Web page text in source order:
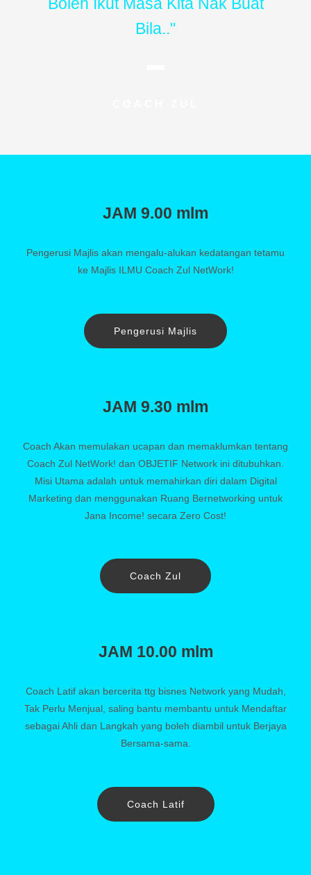
Bila.."
JAM 9.00 mlm
Pengerusi Majlis akan mengalu-alukan kedatangan tetamu
ke Majlis ILMU Coach Zul NetWork!
Pengerusi Majlis
JAM 9.30 mlm
Coach Akan memulakan ucapan dan memaklumkan tentang
Coach Zul NetWork! dan OBJETIF Network ini ditubuhkan.
Misi Utama adalah untuk memahirkan diri dalam Digital
Marketing dan menggunakan Ruang Bernetworking untuk
Jana Income! secara Zero Cost!
Coach Zul
JAM 10.00 mlm
Coach Latif akan bercerita ttg bisnes Network yang Mudah,
Tak Perlu Menjual, saling bantu membantu untuk Mendaftar
sebagai Ahli dan Langkah yang boleh diambil untuk Berjaya
Bersama-sama.
Coach Latif